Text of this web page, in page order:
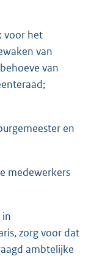
voor het
van
van
en
medewerkers
in
zorg voor dat
ambtelijke